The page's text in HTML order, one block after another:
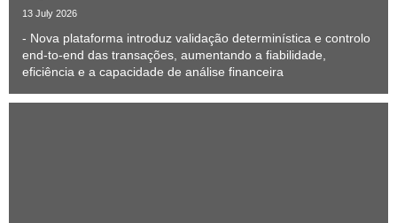
13 July 2026
- Nova plataforma introduz validação determinística e controlo
end-to-end das transações, aumentando a fiabilidade,
eficiência e a capacidade de análise financeira